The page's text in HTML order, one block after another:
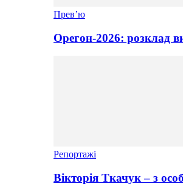
Прев’ю
Орегон-2026: розклад
Репортажі
Вікторія Ткачук – з